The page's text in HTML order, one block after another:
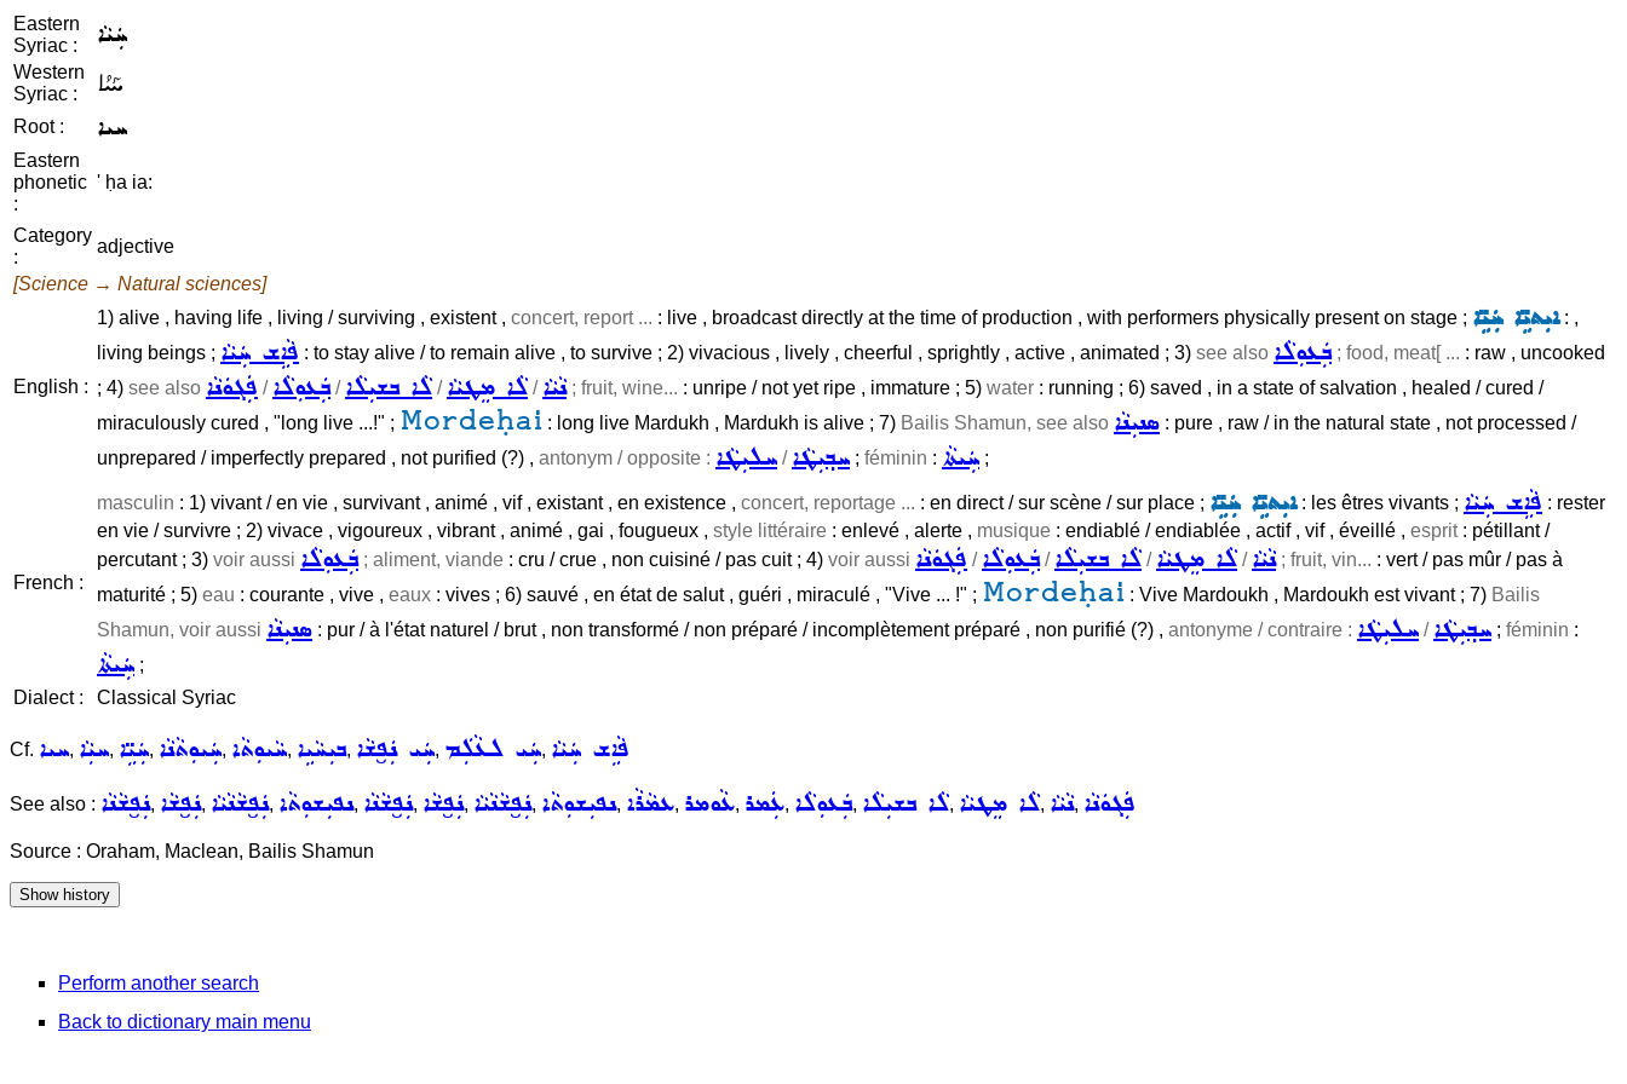
Eastern
Syriac :
ܚܲܝܵܐ
Western
Syriac :
ܚܰܝܳܐ
Root : ܚܝܐ
Eastern
phonetic
:
' ḥa ia:
Category
:
adjective
[Science → Natural sciences]
English :
1) alive , having life , living / surviving , existent , concert, report ... : live , broadcast directly at the time of production , with performers physically present on stage ; ܐܝܼܬܝܹ̈ܐ ܚܲܝܹ̈ܐ: ,
living beings ; ܦܵܐܹܫ ܚܲܝܵܐ : to stay alive / to remain alive , to survive ; 2) vivacious , lively , cheerful , sprightly , active , animated ; 3) see also ܒܲܥܘܼܠܵܐ; food, meat[ ... : raw , uncooked
; 4) see also ܦܲܓܘܿܢܵܐ /ܒܲܥܘܼܠܵܐ/ܠܵܐ ܒܫܝܼܠܵܐ /ܠܵܐ ܡܸܛܝܵܐ /ܢܵܝܵܐ; fruit, wine... : unripe / not yet ripe , immature ; 5) water : running ; 6) saved , in a state of salvation , healed / cured /
miraculously cured , "long live ...!" ; Mordeḥai : long live Mardukh , Mardukh is alive ; 7) Bailis Shamun, see also ܣܢܝܼܢܵܐ : pure , raw / in the natural state , not processed /
unprepared / imperfectly prepared , not purified (?) , antonym / opposite : ܚܠܝܼܛܵܐ /ܚܒ݂ܝܼܛܵܐ ; féminin : ܚܲܝܬܵܐ ;
French :
masculin : 1) vivant / en vie , survivant , animé , vif , existant , en existence , concert, reportage ... : en direct / sur scène / sur place ; ܐܝܼܬܝܹ̈ܐ ܚܲܝܹ̈ܐ: les êtres vivants ; ܦܵܐܹܫ ܚܲܝܵܐ : rester
en vie / survivre ; 2) vivace , vigoureux , vibrant , animé , gai , fougueux , style littéraire : enlevé , alerte , musique : endiablé / endiablée , actif , vif , éveillé , esprit: pétillant /
percutant ; 3) voir aussi ܒܲܥܘܼܠܵܐ; aliment, viande : cru / crue , non cuisiné / pas cuit ; 4) voir aussi ܦܲܓܘܿܢܵܐ /ܒܲܥܘܼܠܵܐ/ܠܵܐ ܒܫܝܼܠܵܐ /ܠܵܐ ܡܸܛܝܵܐ /ܢܵܝܵܐ; fruit, vin... : vert / pas mûr / pas à
maturité ; 5) eau : courante , vive , eaux : vives ; 6) sauvé , en état de salut , guéri , miraculé , "Vive ... !" ; Mordeḥai : Vive Mardoukh , Mardoukh est vivant ; 7) Bailis
Shamun, voir aussi ܣܢܝܼܢܵܐ : pur / à l'état naturel / brut , non transformé / non préparé / incomplètement préparé , non purifié (?) , antonyme / contraire : ܚܠܝܼܛܵܐ /ܚܒ݂ܝܼܛܵܐ ; féminin :
ܚܲܝܬܵܐ ;
Dialect :
Classical Syriac
Cf. ܚܝܐ, ܚܝܼܵܐ, ܚܲܝܹ̈ܐ, ܚܲܝܘܼܬܵܢܵܐ, ܚܵܝܘܼܬܵܐ, ܒܝܼܚܵܝܹܐ, ܚܲܝ ܢܲܦ̮ܫܵܐ, ܚܲܝ ܠܥܵܠܲܡ, ܦܵܐܹܫ ܚܲܝܵܐ
See also : ܢܲܦ̮ܫܵܢܵܐ, ܢܲܦ̮ܫܵܐ, ܢܲܦ̮ܫܵܢܵܝܵܐ, ܢܦܝܼܫܘܼܬܵܐ, ܢܲܦ̮ܫܵܢܵܐ, ܢܲܦ̮ܫܵܐ, ܢܲܦ̮ܫܵܢܵܝܵܐ, ܢܦܝܼܫܘܼܬܵܐ, ܥܡܵܪܵܐ, ܥܵܘܡܪ, ܥܲܡܪ, ܒܲܥܘܼܠܵܐ, ܠܵܐ ܒܫܝܼܠܵܐ, ܠܵܐ ܡܸܛܝܵܐ, ܢܵܝܵܐ, ܦܲܓܘܿܢܵܐ
Source : Oraham, Maclean, Bailis Shamun
Perform another search
Back to dictionary main menu